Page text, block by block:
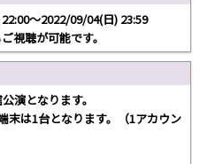
～2022/09/04(日) 23:59
視聴が可能です。
演となります。
は1台となります。（1アカウン